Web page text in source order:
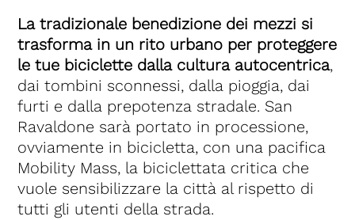
La tradizionale benedizione dei mezzi si
trasforma in un rito urbano per proteggere
le tue biciclette dalla cultura autocentrica,
dai tombini sconnessi, dalla pioggia, dai
furti e dalla prepotenza stradale. San
Ravaldone sarà portato in processione,
ovviamente in bicicletta, con una pacifica
Mobility Mass, la biciclettata critica che
vuole sensibilizzare la città al rispetto di
tutti gli utenti della strada.